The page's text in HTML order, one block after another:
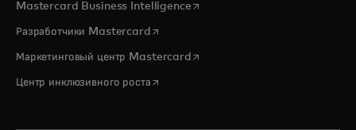
Mastercard Business Intelligenceopens in a new tab
Разработчики Mastercardopens in a new tab
Маркетинговый центр Mastercardopens in a new tab
Центр инклюзивного ростаopens in a new tab